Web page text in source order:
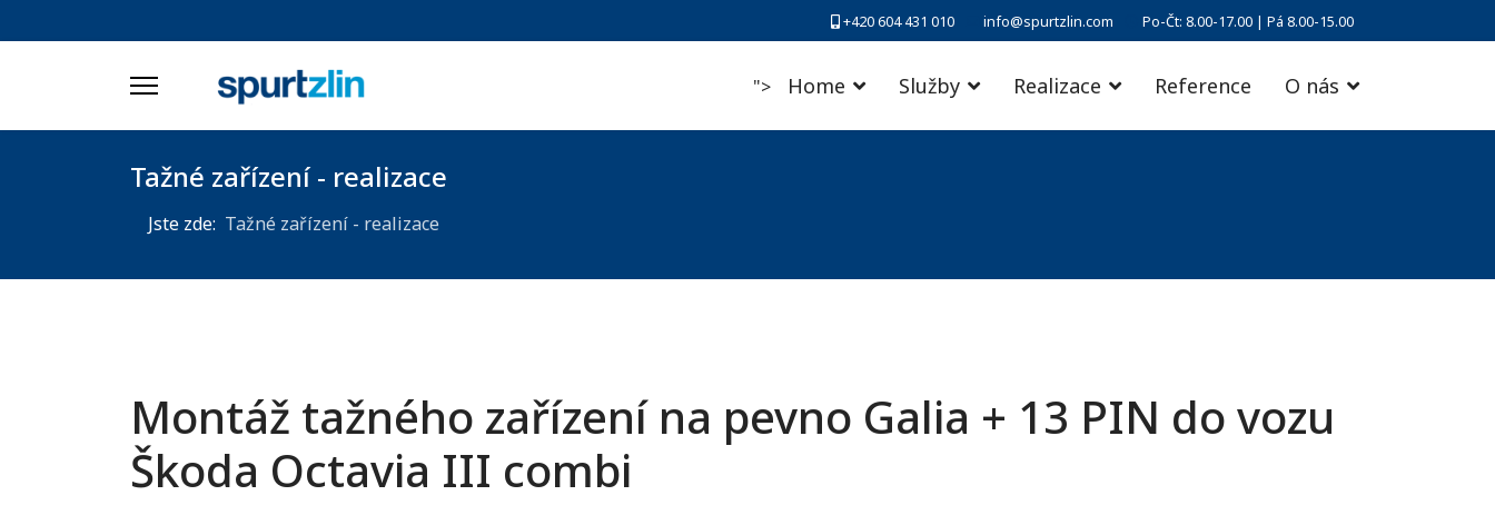
+420 604 431 010 info@spurtzlin.com Po-Čt: 8.00-17.00 | Pá 8.00-15.00
"> Home Služby Realizace Reference O nás
Tažné zařízení - realizace
Jste zde: Tažné zařízení - realizace
Montáž tažného zařízení na pevno Galia + 13 PIN do vozu
Škoda Octavia III combi